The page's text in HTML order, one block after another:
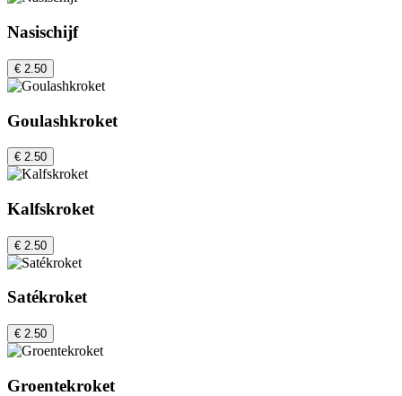
Nasischijf
€ 2.50
Goulashkroket
€ 2.50
Kalfskroket
€ 2.50
Satékroket
€ 2.50
Groentekroket